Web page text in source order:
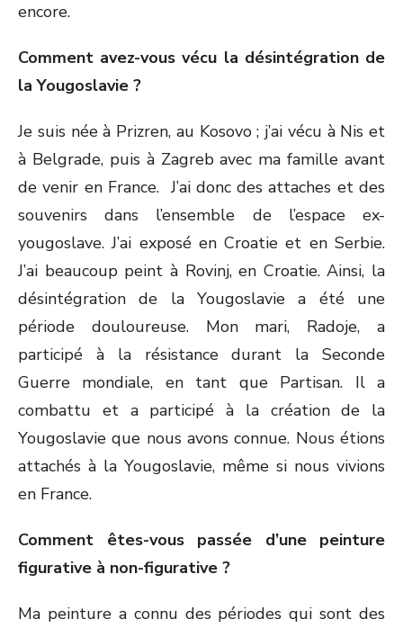
encore.
Comment avez-vous vécu la désintégration de
la Yougoslavie ?
Je suis née à Prizren, au Kosovo ; j’ai vécu à Nis et
à Belgrade, puis à Zagreb avec ma famille avant
de venir en France. J’ai donc des attaches et des
souvenirs dans l’ensemble de l’espace ex-
yougoslave. J’ai exposé en Croatie et en Serbie.
J’ai beaucoup peint à Rovinj, en Croatie. Ainsi, la
désintégration de la Yougoslavie a été une
période douloureuse. Mon mari, Radoje, a
participé à la résistance durant la Seconde
Guerre mondiale, en tant que Partisan. Il a
combattu et a participé à la création de la
Yougoslavie que nous avons connue. Nous étions
attachés à la Yougoslavie, même si nous vivions
en France.
Comment êtes-vous passée d’une peinture
figurative à non-figurative ?
Ma peinture a connu des périodes qui sont des